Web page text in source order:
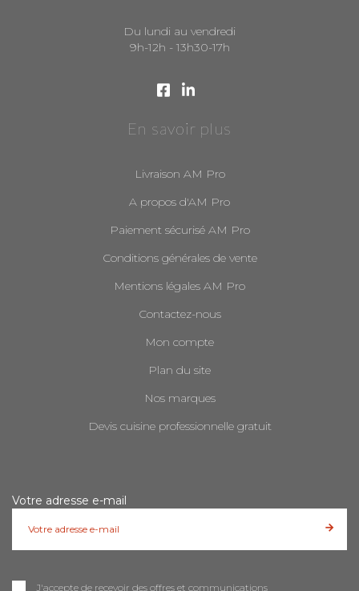
Du lundi au vendredi
9h-12h - 13h30-17h
En savoir plus
Livraison AM Pro
A propos d'AM Pro
Paiement sécurisé AM Pro
Conditions générales de vente
Mentions légales AM Pro
Contactez-nous
Mon compte
Plan du site
Nos marques
Devis cuisine professionnelle gratuit
Votre adresse e-mail
J'accepte de recevoir des offres et communications